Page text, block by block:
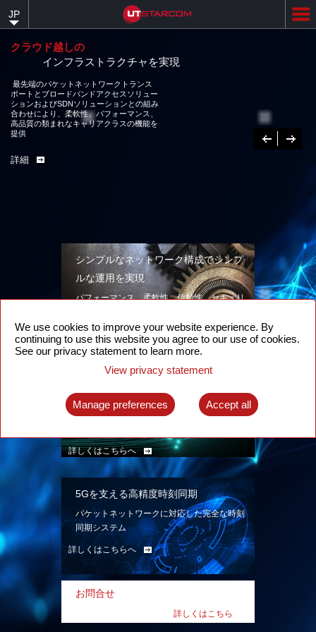
content
JP
クラウド越しの
インフラストラクチャを実現
最先端のパケットネットワークトランスポートとブロードバンドアクセス
ソリューションおよびSDNソリューションとの組み合わせにより、柔軟性、
パフォーマンス、高品質の類まれなキャリアクラスの機能を提供
詳細
Previous
次
へ
シンプルなネットワーク構成でシンプ
ルな運用を実現
パフォーマンス、柔軟性、信頼性、セキュリ
ン。
詳しくはこちらへ
インテリジェント・パケット光ネット
ワーク
先進なSDN対応パケット光ネットワークで、
詳しくはこちらへ
5Gを支える高精度時刻同期
パケットネットワークに対応した完全な時刻
同期システム
詳しくはこちらへ
お問合せ
詳しくはこちら
We use cookies to improve your website experience. By
continuing to use this website you agree to our use of cookies.
See our privacy statement to learn more.
View privacy statement
Manage preferences Accept all